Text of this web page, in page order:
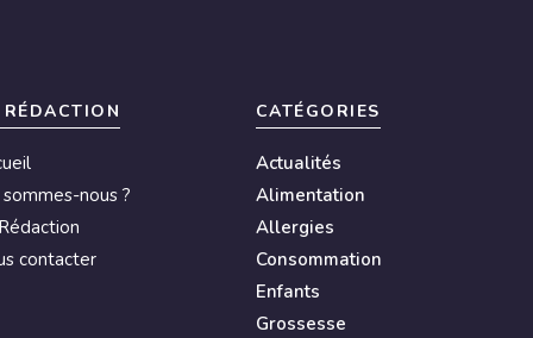
sommes-nous ?
contacter
CATÉGORIES
Actualités
Alimentation
Allergies
Consommation
Enfants
Grossesse